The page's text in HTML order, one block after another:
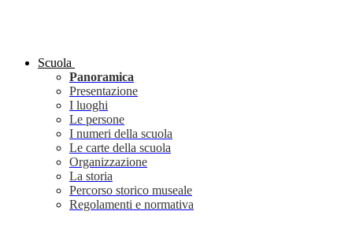
Scuola
Panoramica
Presentazione
I luoghi
Le persone
I numeri della scuola
Le carte della scuola
Organizzazione
La storia
Percorso storico museale
Regolamenti e normativa